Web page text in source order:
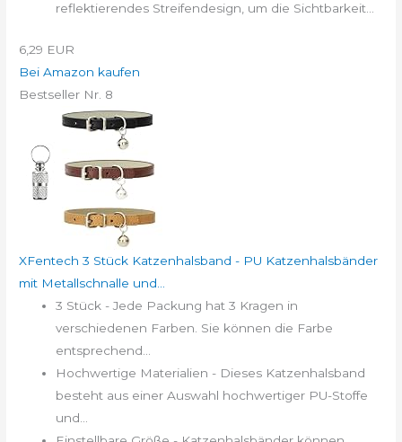
reflektierendes Streifendesign, um die Sichtbarkeit...
6,29 EUR
Bei Amazon kaufen
Bestseller Nr. 8
XFentech 3 Stück Katzenhalsband - PU Katzenhalsbänder
mit Metallschnalle und...
3 Stück - Jede Packung hat 3 Kragen in
verschiedenen Farben. Sie können die Farbe
entsprechend...
Hochwertige Materialien - Dieses Katzenhalsband
besteht aus einer Auswahl hochwertiger PU-Stoffe
und...